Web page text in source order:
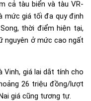
cả tàu biển và tàu VR-
mức giá tối đa quy định
thời điểm hiện tại,
nguyên ở mức cao ngất
Vinh, giá lai dắt tính cho
26 triệu đồng/lượt
giá cũng tương tự.